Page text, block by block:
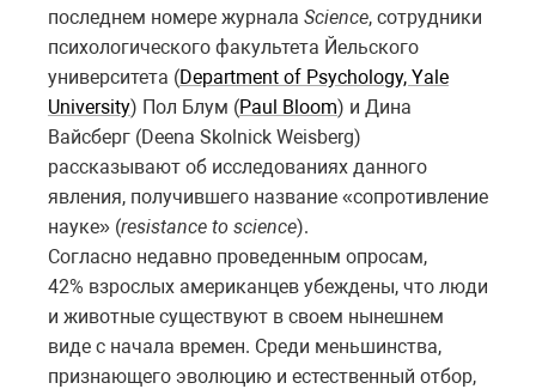
последнем номере журнала Science, сотрудники
психологического факультета Йельского
университета (Department of Psychology, Yale
University) Пол Блум (Paul Bloom) и Дина
Вайсберг (Deena Skolnick Weisberg)
рассказывают об исследованиях данного
явления, получившего название «сопротивление
науке» (resistance to science).
Согласно недавно проведенным опросам,
42% взрослых американцев убеждены, что люди
и животные существуют в своем нынешнем
виде с начала времен. Среди меньшинства,
признающего эволюцию и естественный отбор,